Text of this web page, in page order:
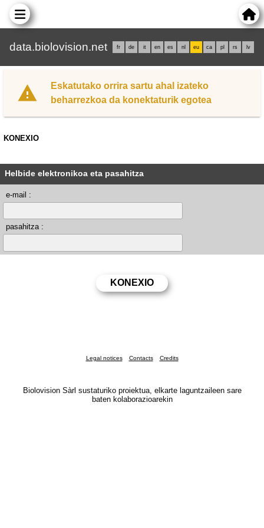
data.biolovision.net fr de it en es nl eu ca pl rs lv
Eskatutako orrira sartu ahal izateko
beharrezkoa da konektaturik egotea
KONEXIO
Helbide elektronikoa eta pasahitza
e-mail :
pasahitza :
Legal notices Contacts Credits
Biolovision Sàrl sustaturiko proiektua, elkarte laguntzaileen sare
baten kolaborazioarekin